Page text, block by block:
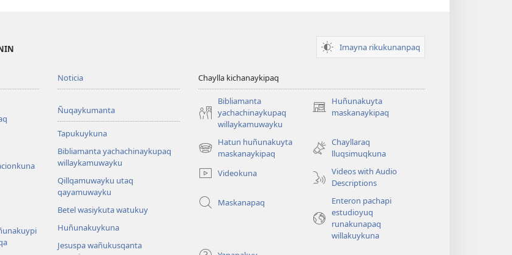
Imayna rikukunanpaq
Noticia
Ñuqaykumanta
Tapukuykuna
Bibliamanta yachachinaykupaq
willaykamuwayku
Qillqamuwayku utaq
qayamuwayku
Betel wasiykuta watukuy
Huñunakuykuna
Jesuspa wañukusqanta
Chaylla kichanaykipaq
Bibliamanta
yachachinaykupaq
willaykamuwayku
Huñunakuyta
maskanaykipaq
(abre
ventana)
Hatun huñunakuyta
maskanaykipaq
(abre
nueva
Chayllaraq
lluqsimuqkuna
Videokuna
Videos with Audio
Descriptions
Maskanapaq
Enteron pachapi
estudioyuq
runakunapaq
willakuykuna